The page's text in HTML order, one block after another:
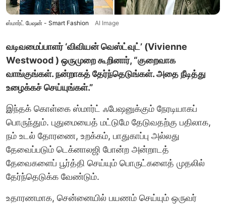
ஸ்மார்ட் பேஷன் - Smart Fashion AI Image
வடிவமைப்பாளர் ‘விவியன் வெஸ்ட்வுட்’ (Vivienne
Westwood ) ஒருமுறை கூறினார், “குறைவாக
வாங்குங்கள். நன்றாகத் தேர்ந்தெடுங்கள். அதை நீடித்து
உழைக்கச் செய்யுங்கள்.”
இந்தக் கொள்கை ஸ்மார்ட் ஃபேஷனுக்கும் நேரடியாகப்
பொருந்தும். புதுமையைத் மட்டுமே தேடுவதற்கு பதிலாக,
நம் உடல் தோரணை, உறக்கம், பாதுகாப்பு அல்லது
தேவைப்படும் டெக்னாலஜி போன்ற அன்றாடத்
தேவைகளைப் பூர்த்தி செய்யும் பொருட்களைத் முதலில்
தேர்ந்தெடுக்க வேண்டும்.
உதாரணமாக, சென்னையில் பயணம் செய்யும் ஒருவர்